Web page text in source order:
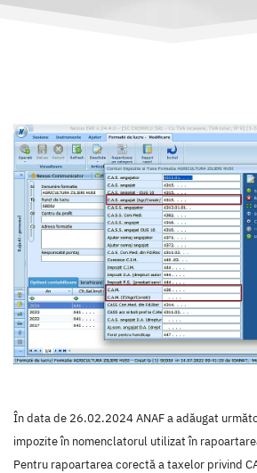
În data de 26.02.2024 ANAF a adăugat
impozite în nomenclatorul utilizat în
Pentru rapoartarea corectă a taxelor privind